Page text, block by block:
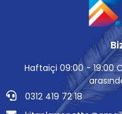
Haftaiçi 09:00 - 19:00
0312 419 72 18